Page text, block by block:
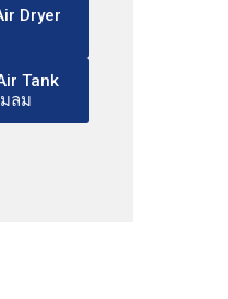
Dryer
Tank
ลม